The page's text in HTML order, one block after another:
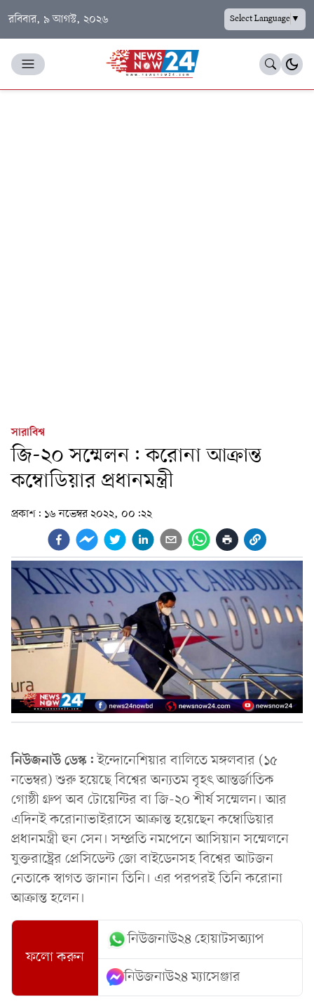
রবিবার, ৯ আগস্ট, ২০২৬ Select Language▼
সারাবিশ্ব
জি-২০ সম্মেলন: করোনা আক্রান্ত
কম্বোডিয়ার প্রধানমন্ত্রী
প্রকাশ: ১৬ নভেম্বর ২০২২, ০০:২২
নিউজনাউ ডেস্ক:ইন্দোনেশিয়ার বালিতে মঙ্গলবার (১৫
নভেম্বর) শুরু হয়েছে বিশ্বের অন্যতম বৃহৎ আন্তর্জাতিক
গোষ্ঠী গ্রুপ অব টোয়েন্টির বা জি-২০ শীর্ষ সম্মেলন। আর
এদিনই করোনাভাইরাসে আক্রান্ত হয়েছেন কম্বোডিয়ার
প্রধানমন্ত্রী হুন সেন। সম্প্রতি নমপেনে আসিয়ান সম্মেলনে
যুক্তরাষ্ট্রের প্রেসিডেন্ট জো বাইডেনসহ বিশ্বের আটজন
নেতাকে স্বাগত জানান তিনি। এর পরপরই তিনি করোনা
আক্রান্ত হলেন।
ফলো করুন
নিউজনাউ২৪ হোয়াটসঅ্যাপ
নিউজনাউ২৪ ম্যাসেঞ্জার